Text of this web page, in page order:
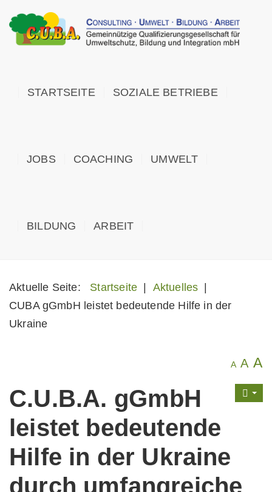
STARTSEITE SOZIALE BETRIEBE
JOBS COACHING UMWELT
BILDUNG ARBEIT
Aktuelle Seite: Startseite Aktuelles
CUBA gGmbH leistet bedeutende Hilfe in der
Ukraine
A A A
C.U.B.A. gGmbH
leistet bedeutende
Hilfe in der Ukraine
durch umfangreiche